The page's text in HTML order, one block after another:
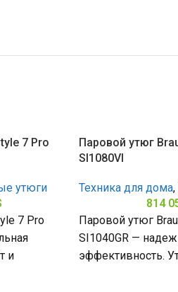
7 Pro
утюги
7 Pro
и
Паровой утюг
SI1080VI
Техника для дома,
814
Паровой утюг
SI1040GR —
эффективность.